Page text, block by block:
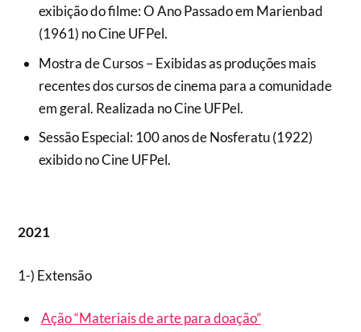
exibição do filme: O Ano Passado em Marienbad
(1961) no Cine UFPel.
Mostra de Cursos – Exibidas as produções mais
recentes dos cursos de cinema para a comunidade
em geral. Realizada no Cine UFPel.
Sessão Especial: 100 anos de Nosferatu (1922)
exibido no Cine UFPel.
2021
1-) Extensão
Ação “Materiais de arte para doação”